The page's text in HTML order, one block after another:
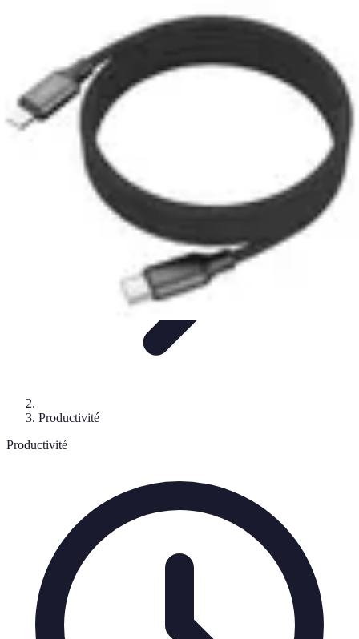
Cuisine et Alimentation
Cuisine &
OrganisationProductivité
Astuces du Quotidien
Productivité
Productivité